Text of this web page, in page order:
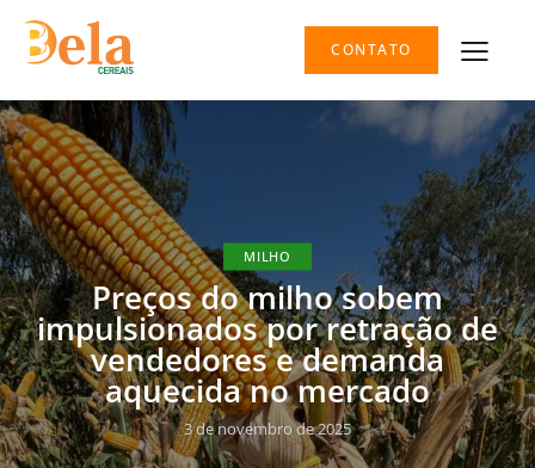
CONTATO
MILHO
Preços do milho sobem
impulsionados por retração de
vendedores e demanda
aquecida no mercado
3 de novembro de 2025